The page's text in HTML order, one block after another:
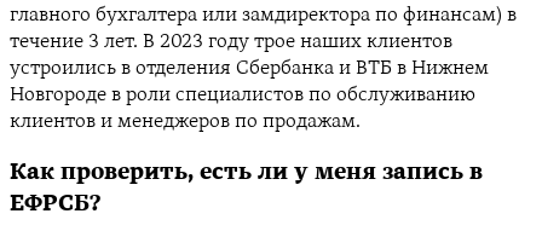
главного бухгалтера или замдиректора по финансам) в
течение 3 лет. В 2023 году трое наших клиентов
устроились в отделения Сбербанка и ВТБ в Нижнем
Новгороде в роли специалистов по обслуживанию
клиентов и менеджеров по продажам.
Как проверить, есть ли у меня запись в
ЕФРСБ?